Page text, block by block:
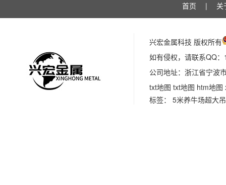
首页 | 关
兴宏金属科技 版权所有
如有侵权，请联系QQ
公司地址：浙江省宁波
txt地图 txt地图 htm地图
标签： 5米养牛场超大